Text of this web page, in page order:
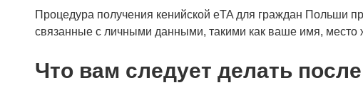
Процедура получения кенийской eTA для граждан Польши
связанные с личными данными, такими как ваше имя, место
Что вам следует делать